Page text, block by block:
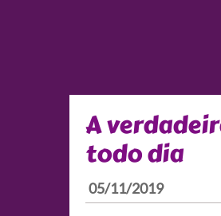
A
todo dia
05/11/2019